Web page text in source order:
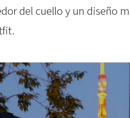
del cuello y un diseño